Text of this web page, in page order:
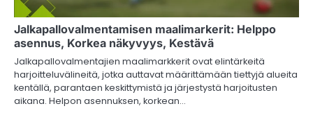
Jalkapallovalmentamisen maalimarkerit: Helppo
asennus, Korkea näkyvyys, Kestävä
Jalkapallovalmentajien maalimarkkerit ovat elintärkeitä
harjoitteluvälineitä, jotka auttavat määrittämään tiettyjä alueita
kentällä, parantaen keskittymistä ja järjestystä harjoitusten
aikana. Helpon asennuksen, korkean…